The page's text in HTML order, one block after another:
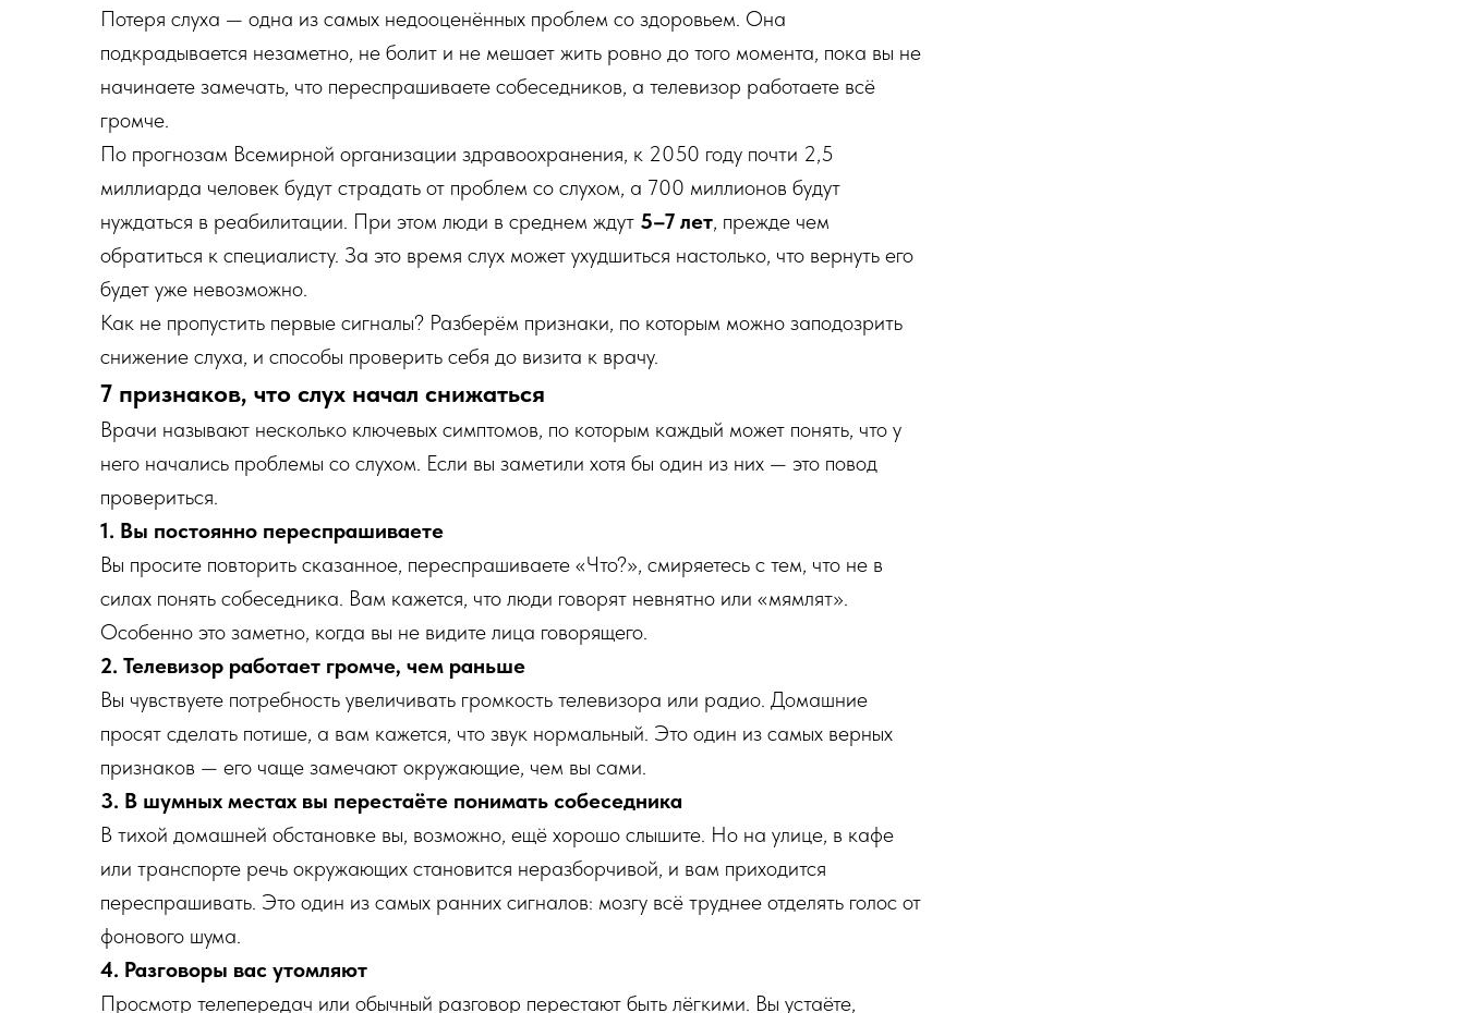
Потеря слуха — одна из самых недооценённых проблем со здоровьем. Она
подкрадывается незаметно, не болит и не мешает жить ровно до того момента, пока вы не
начинаете замечать, что переспрашиваете собеседников, а телевизор работаете всё
громче.
По прогнозам Всемирной организации здравоохранения, к 2050 году почти 2,5
миллиарда человек будут страдать от проблем со слухом, а 700 миллионов будут
нуждаться в реабилитации. При этом люди в среднем ждут 5–7 лет, прежде чем
обратиться к специалисту. За это время слух может ухудшиться настолько, что вернуть его
будет уже невозможно.
Как не пропустить первые сигналы? Разберём признаки, по которым можно заподозрить
снижение слуха, и способы проверить себя до визита к врачу.
7 признаков, что слух начал снижаться
Врачи называют несколько ключевых симптомов, по которым каждый может понять, что у
него начались проблемы со слухом. Если вы заметили хотя бы один из них — это повод
провериться.
1. Вы постоянно переспрашиваете
Вы просите повторить сказанное, переспрашиваете «Что?», смиряетесь с тем, что не в
силах понять собеседника. Вам кажется, что люди говорят невнятно или «мямлят».
Особенно это заметно, когда вы не видите лица говорящего.
2. Телевизор работает громче, чем раньше
Вы чувствуете потребность увеличивать громкость телевизора или радио. Домашние
просят сделать потише, а вам кажется, что звук нормальный. Это один из самых верных
признаков — его чаще замечают окружающие, чем вы сами.
3. В шумных местах вы перестаёте понимать собеседника
В тихой домашней обстановке вы, возможно, ещё хорошо слышите. Но на улице, в кафе
или транспорте речь окружающих становится неразборчивой, и вам приходится
переспрашивать. Это один из самых ранних сигналов: мозгу всё труднее отделять голос от
фонового шума.
4. Разговоры вас утомляют
Просмотр телепередач или обычный разговор перестают быть лёгкими. Вы устаёте,